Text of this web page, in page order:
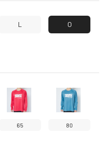
L O
65 80